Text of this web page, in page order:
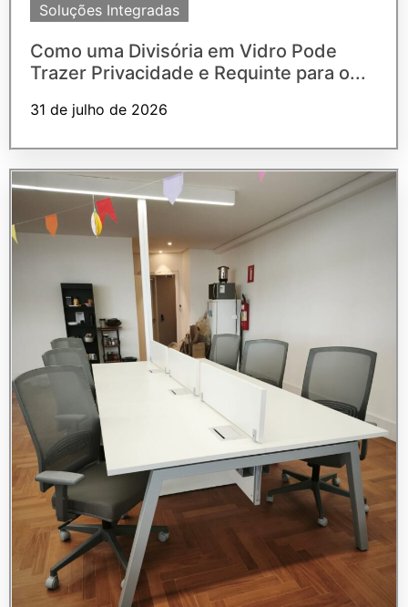
Soluções Integradas
Como uma Divisória em Vidro Pode
Trazer Privacidade e Requinte para o...
31 de julho de 2026